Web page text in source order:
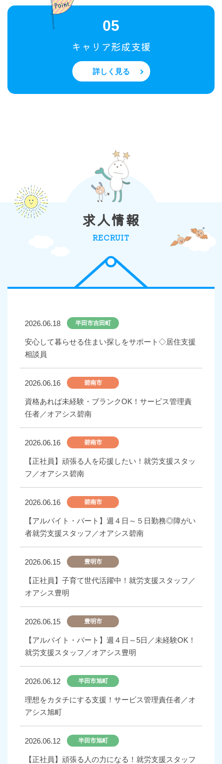
05
キャリア形成支援
詳しく見る
求人情報
RECRUIT
2026.06.18 半田市吉田町
安心して暮らせる住まい探しをサポート◇居住支援
相談員
2026.06.16 碧南市
資格あれば未経験・ブランクOK！サービス管理責
任者／オアシス碧南
2026.06.16 碧南市
【正社員】頑張る人を応援したい！就労支援スタッ
フ／オアシス碧南
2026.06.16 碧南市
【アルバイト・パート】週４日～５日勤務◎障がい
者就労支援スタッフ／オアシス碧南
2026.06.15 豊明市
【正社員】子育て世代活躍中！就労支援スタッフ／
オアシス豊明
2026.06.15 豊明市
【アルバイト・パート】週４日～5日／未経験OK！
就労支援スタッフ／オアシス豊明
2026.06.12 半田市旭町
理想をカタチにする支援！サービス管理責任者／オ
アシス旭町
2026.06.12 半田市旭町
【正社員】頑張る人の力になる！就労支援スタッフ